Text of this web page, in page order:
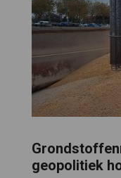
geopolitiek